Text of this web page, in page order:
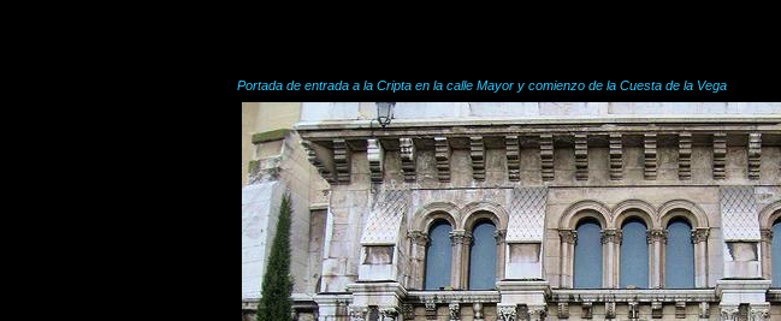
Portada de entrada a la Cripta en la calle Mayor y comienzo de la Cuesta de la Vega